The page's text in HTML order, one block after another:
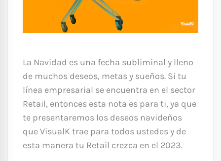
La Navidad es una fecha subliminal y lleno
de muchos deseos, metas y sueños. Si tu
línea empresarial se encuentra en el sector
Retail, entonces esta nota es para ti, ya que
te presentaremos los deseos navideños
que VisualK trae para todos ustedes y de
esta manera tu Retail crezca en el 2023.